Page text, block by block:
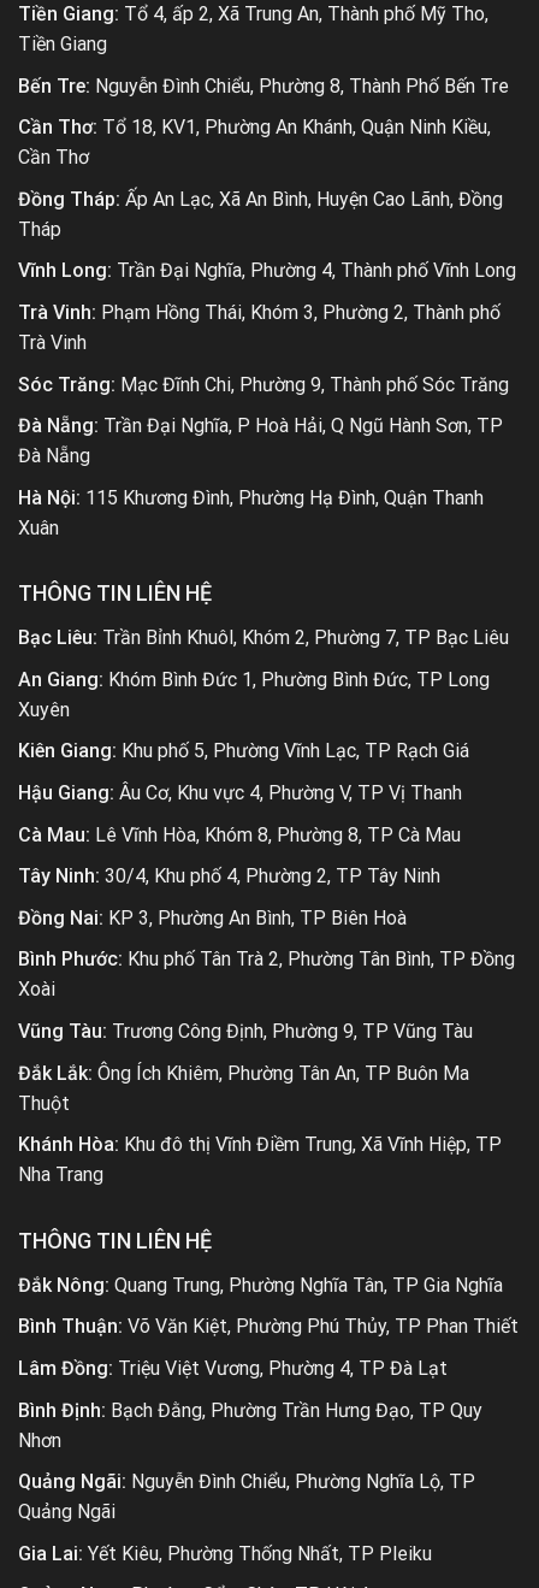
Tiền Giang: Tổ 4, ấp 2, Xã Trung An, Thành phố Mỹ Tho,
Tiền Giang
Bến Tre: Nguyễn Đình Chiểu, Phường 8, Thành Phố Bến Tre
Cần Thơ: Tổ 18, KV1, Phường An Khánh, Quận Ninh Kiều,
Cần Thơ
Đồng Tháp: Ấp An Lạc, Xã An Bình, Huyện Cao Lãnh, Đồng
Tháp
Vĩnh Long: Trần Đại Nghĩa, Phường 4, Thành phố Vĩnh Long
Trà Vinh: Phạm Hồng Thái, Khóm 3, Phường 2, Thành phố
Trà Vinh
Sóc Trăng: Mạc Đĩnh Chi, Phường 9, Thành phố Sóc Trăng
Đà Nẵng: Trần Đại Nghĩa, P Hoà Hải, Q Ngũ Hành Sơn, TP
Đà Nẵng
Hà Nội: 115 Khương Đình, Phường Hạ Đình, Quận Thanh
Xuân
THÔNG TIN LIÊN HỆ
Bạc Liêu: Trần Bỉnh Khuôl, Khóm 2, Phường 7, TP Bạc Liêu
An Giang: Khóm Bình Đức 1, Phường Bình Đức, TP Long
Xuyên
Kiên Giang: Khu phố 5, Phường Vĩnh Lạc, TP Rạch Giá
Hậu Giang: Âu Cơ, Khu vực 4, Phường V, TP Vị Thanh
Cà Mau: Lê Vĩnh Hòa, Khóm 8, Phường 8, TP Cà Mau
Tây Ninh: 30/4, Khu phố 4, Phường 2, TP Tây Ninh
Đồng Nai: KP 3, Phường An Bình, TP Biên Hoà
Bình Phước: Khu phố Tân Trà 2, Phường Tân Bình, TP Đồng
Xoài
Vũng Tàu: Trương Công Định, Phường 9, TP Vũng Tàu
Đắk Lắk: Ông Ích Khiêm, Phường Tân An, TP Buôn Ma
Thuột
Khánh Hòa: Khu đô thị Vĩnh Điềm Trung, Xã Vĩnh Hiệp, TP
Nha Trang
THÔNG TIN LIÊN HỆ
Đắk Nông: Quang Trung, Phường Nghĩa Tân, TP Gia Nghĩa
Bình Thuận: Võ Văn Kiệt, Phường Phú Thủy, TP Phan Thiết
Lâm Đồng: Triệu Việt Vương, Phường 4, TP Đà Lạt
Bình Định: Bạch Đằng, Phường Trần Hưng Đạo, TP Quy
Nhơn
Quảng Ngãi: Nguyễn Đình Chiểu, Phường Nghĩa Lộ, TP
Quảng Ngãi
Gia Lai: Yết Kiêu, Phường Thống Nhất, TP Pleiku